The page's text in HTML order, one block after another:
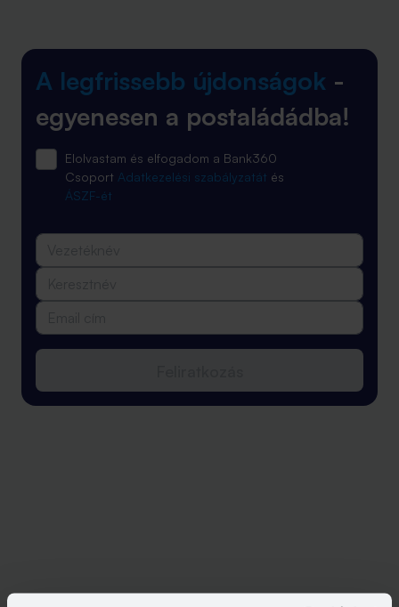
A legfrissebb újdonságok -
egyenesen a postaládádba!
Elolvastam és elfogadom a Bank360
Csoport Adatkezelési szabályzatát és
ÁSZF-ét